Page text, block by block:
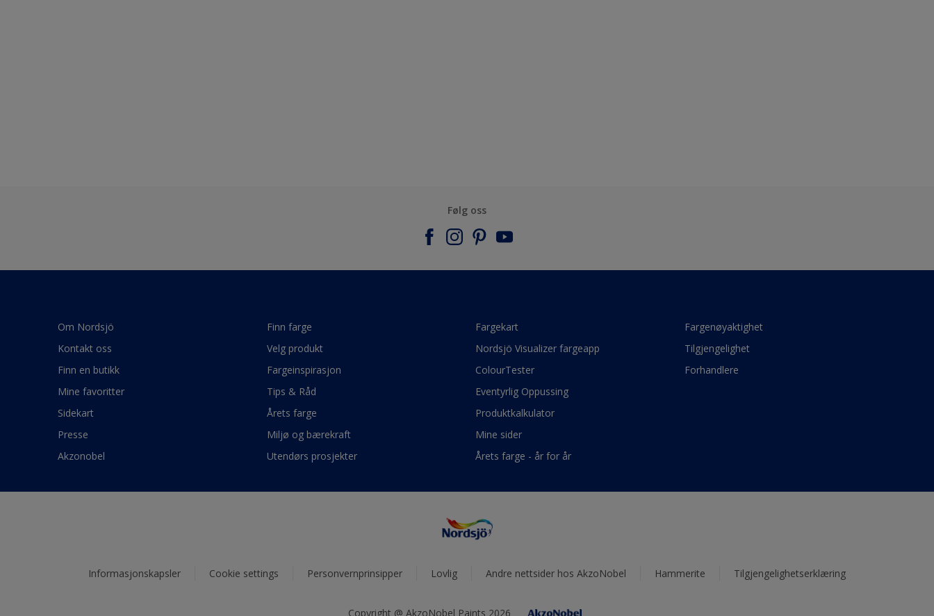
Følg oss
Om Nordsjö
Kontakt oss
Finn en butikk
Mine favoritter
Sidekart
Presse
Akzonobel
Finn farge
Velg produkt
Fargeinspirasjon
Tips & Råd
Årets farge
Miljø og bærekraft
Utendørs prosjekter
Fargekart
Nordsjö Visualizer fargeapp
ColourTester
Eventyrlig Oppussing
Produktkalkulator
Mine sider
Årets farge - år for år
Fargenøyaktighet
Tilgjengelighet
Forhandlere
Informasjonskapsler Cookie settings Personvernprinsipper Lovlig Andre nettsider hos AkzoNobel Hammerite Tilgjengelighetserklæring
Copyright @ AkzoNobel Paints 2026